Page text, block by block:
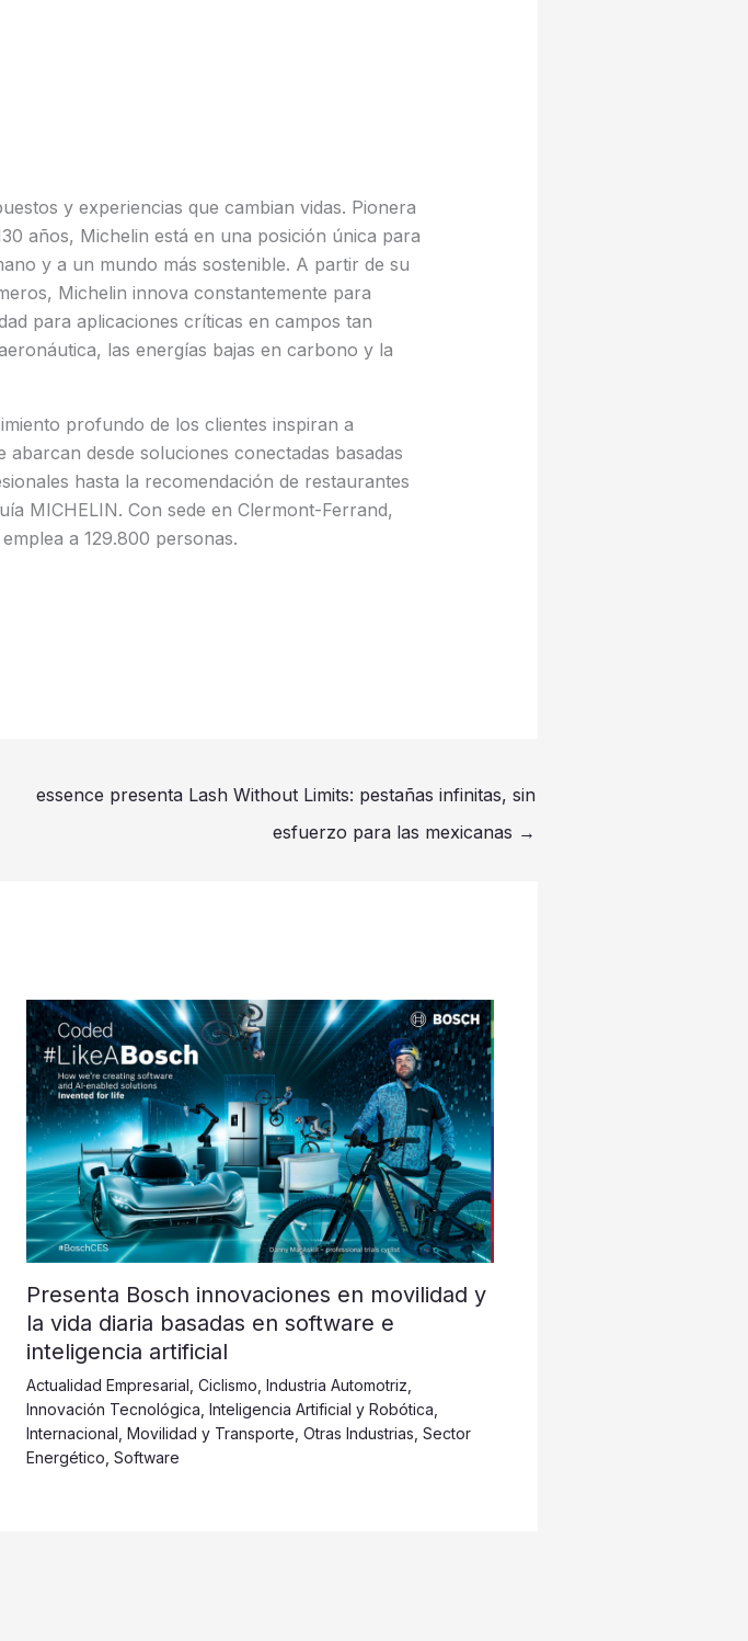
y experiencias que cambian vidas. Pionera
años, Michelin está en una posición única para
y a un mundo más sostenible. A partir de su
Michelin innova constantemente para
para aplicaciones críticas en campos tan
las energías bajas en carbono y la
profundo de los clientes inspiran a
desde soluciones conectadas basadas
hasta la recomendación de restaurantes
MICHELIN. Con sede en Clermont-Ferrand,
a 129.800 personas.
essence presenta Lash Without Limits: pestañas infinitas, sin
esfuerzo para las mexicanas →
Presenta Bosch innovaciones en movilidad y
la vida diaria basadas en software e
inteligencia artificial
Actualidad Empresarial Ciclismo Industria Automotriz
Innovación Tecnológica Inteligencia Artificial y Robótica
Internacional Movilidad y Transporte Otras Industrias Sector
Energético Software